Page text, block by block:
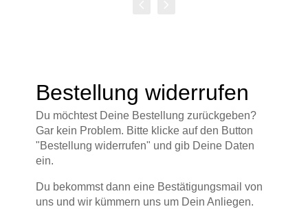
Bestellung widerrufen
Du möchtest Deine Bestellung zurückgeben?
Gar kein Problem. Bitte klicke auf den Button
"Bestellung widerrufen" und gib Deine Daten
ein.
Du bekommst dann eine Bestätigungsmail von
uns und wir kümmern uns um Dein Anliegen.